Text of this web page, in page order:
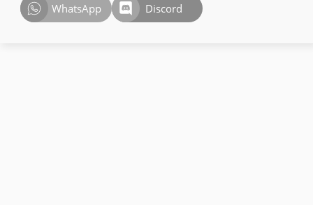
WhatsApp
Discord